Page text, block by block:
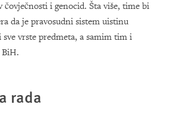
i genocid. Šta više, time bi
da je pravosudni sistem uistinu
sve vrste predmeta, a samim tim i
rada